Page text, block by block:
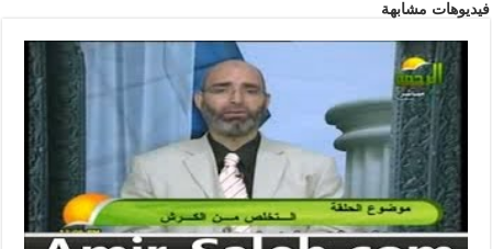
فيديوهات مشابهة